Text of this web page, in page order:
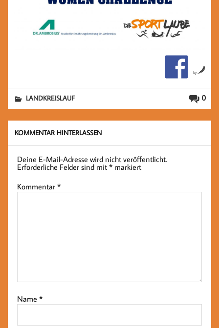
by
0
LANDKREISLAUF
KOMMENTAR HINTERLASSEN
Deine E-Mail-Adresse wird nicht veröffentlicht.
Erforderliche Felder sind mit* markiert
Kommentar*
Name*